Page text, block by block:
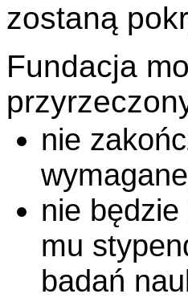
zostaną
Fundacja
nie
nie
mu
badań